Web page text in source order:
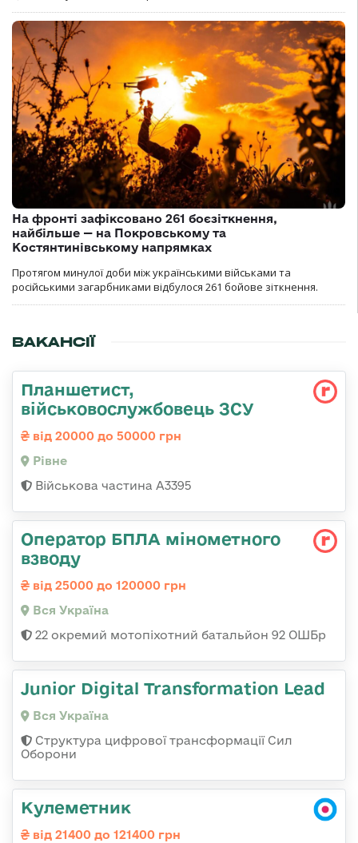
На фронті зафіксовано 261 боєзіткнення,
найбільше — на Покровському та
Костянтинівському напрямках
Протягом минулої доби між українськими військами та
російськими загарбниками відбулося 261 бойове зіткнення.
ВАКАНСІЇ
Планшетист,
військовослужбовець ЗСУ
від 20000 до 50000 грн
Рівне
Військова частина А3395
Оператор БПЛА мінометного
взводу
від 25000 до 120000 грн
Вся Україна
22 окремий мотопіхотний батальйон 92 ОШБр
Junior Digital Transformation Lead
Вся Україна
Структура цифрової трансформації Сил
Оборони
Кулеметник
від 21400 до 121400 грн